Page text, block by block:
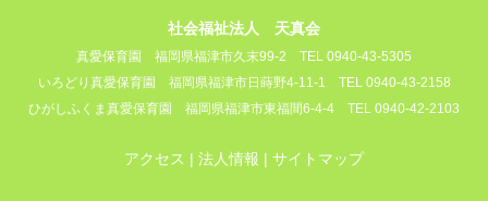
社会福祉法人 天真会
真愛保育園 福岡県福津市久末99-2
TEL 0940-43-5305
いろどり真愛保育園 福岡県福津市日蒔野4-11-1
TEL 0940-43-2158
ひがしふくま真愛保育園 福岡県福津市東福間6-4-4 TEL 0940-42-2103
アクセス 法人情報 サイトマップ